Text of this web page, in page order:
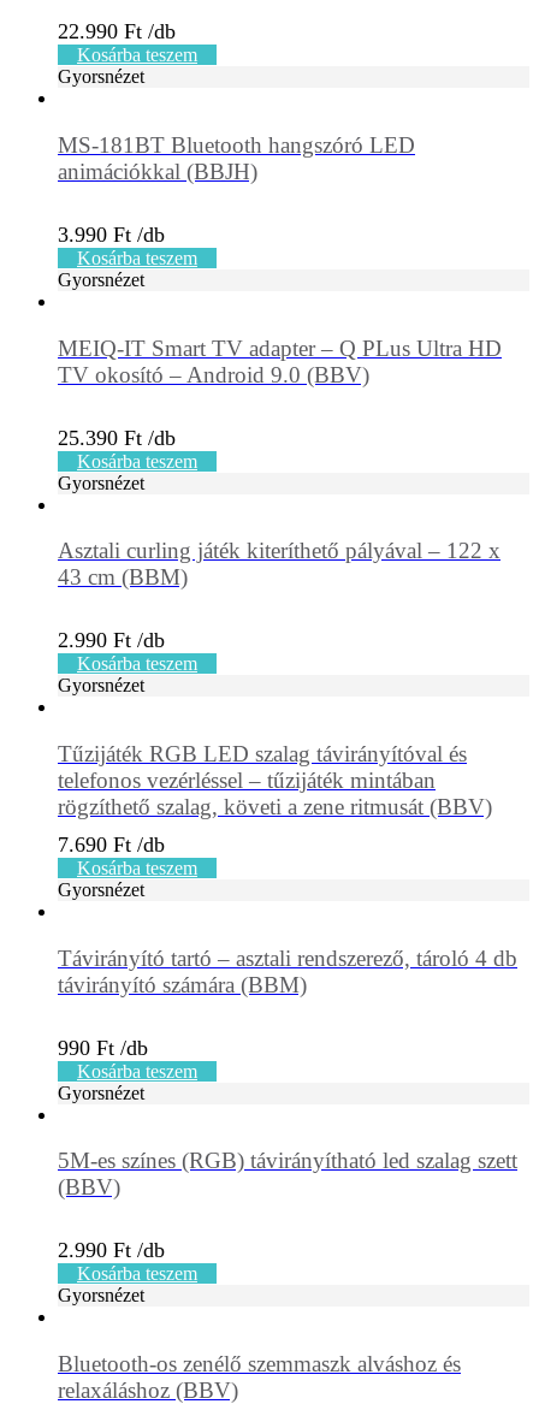
22.990 Ft
Kosárba teszem
Gyorsnézet
MS-181BT Bluetooth hangszóró LED
animációkkal (BBJH)
3.990 Ft
Kosárba teszem
Gyorsnézet
MEIQ-IT Smart TV adapter – Q PLus Ultra HD
TV okosító – Android 9.0 (BBV)
25.390 Ft
Kosárba teszem
Gyorsnézet
Asztali curling játék kiteríthető pályával – 122 x
43 cm (BBM)
2.990 Ft
Kosárba teszem
Gyorsnézet
Tűzijáték RGB LED szalag távirányítóval és
telefonos vezérléssel – tűzijáték mintában
rögzíthető szalag, követi a zene ritmusát (BBV)
7.690 Ft
Kosárba teszem
Gyorsnézet
Távirányító tartó – asztali rendszerező, tároló 4 db
távirányító számára (BBM)
990 Ft
Kosárba teszem
Gyorsnézet
5M-es színes (RGB) távirányítható led szalag szett
(BBV)
2.990 Ft
Kosárba teszem
Gyorsnézet
Bluetooth-os zenélő szemmaszk alváshoz és
relaxáláshoz (BBV)